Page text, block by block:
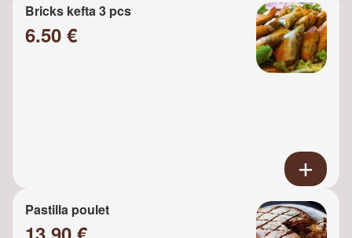
Bricks kefta 3 pcs
6.50 €
Pastilla poulet